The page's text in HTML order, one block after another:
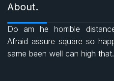
e
b s t
About.
Do am he horrible
Afraid assure square so
same been well can high that.